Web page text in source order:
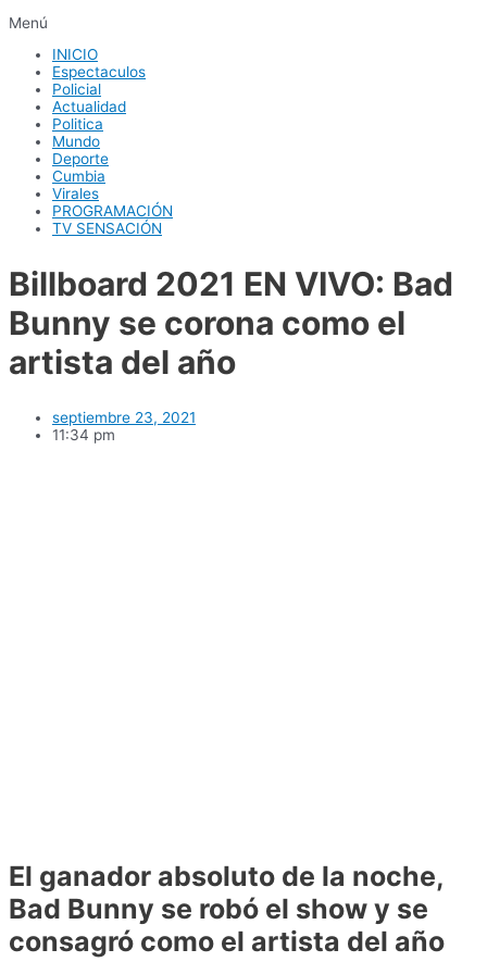
Menú
INICIO
Espectaculos
Policial
Actualidad
Politica
Mundo
Deporte
Cumbia
Virales
PROGRAMACIÓN
TV SENSACIÓN
Billboard 2021 EN VIVO: Bad
Bunny se corona como el
artista del año
septiembre 23, 2021
11:34 pm
El ganador absoluto de la noche,
Bad Bunny se robó el show y se
consagró como el artista del año